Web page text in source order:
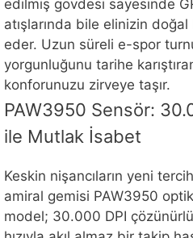
edilmiş gövdesi sayesinde
atışlarında bile elinizin
eder. Uzun süreli e-spor
yorgunluğunu tarihe
konforunuzu zirveye taşır.
PAW3950 Sensör:
ile Mutlak İsabet
Keskin nişancıların yeni
amiral gemisi PAW3950
model; 30.000 DPI